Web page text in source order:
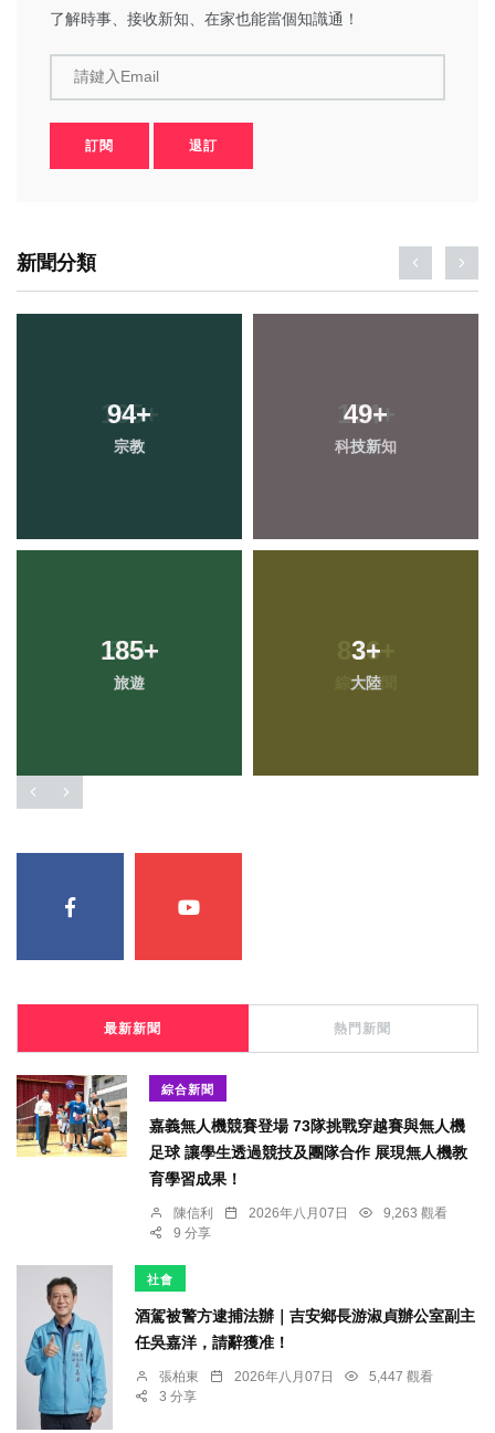
了解時事、接收新知、在家也能當個知識通！
請鍵入Email
訂閱 退訂
新聞分類
94+
宗教
49+
科技新知
185+
旅遊
3+
大陸
最新新聞 熱門新聞
綜合新聞
嘉義無人機競賽登場 73隊挑戰穿越賽與無人機
足球 讓學生透過競技及團隊合作 展現無人機教
育學習成果！
陳信利 2026年八月07日
9,263 觀看
9 分享
社會
酒駕被警方逮捕法辦｜吉安鄉長游淑貞辦公室副主
任吳嘉洋，請辭獲准！
張柏東 2026年八月07日
5,447 觀看
3 分享